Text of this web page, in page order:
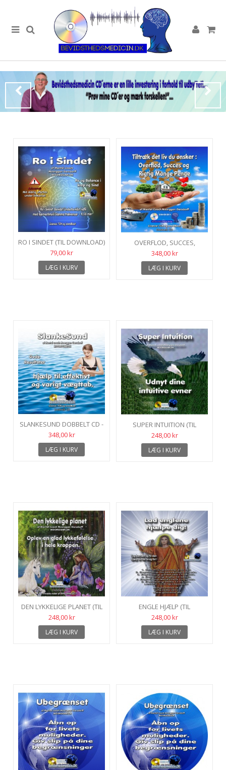
Lorem ipsum dolor sit amet
Lorem ipsum dolor sit amet, consectetur adipisicing elit, sed do
eiusmod tempor incididunt ut labore et dolore magna aliqua. Ut enim
ad minim veniam, quis nostrud exercitation ullamco laboris nisi ut
aliquip ex ea commodo consequat.
LÆS MERE
Lorem ipsum dolor sit amet
Lorem ipsum dolor sit amet, consectetur adipisicing elit, sed do
eiusmod tempor incididunt ut labore et dolore magna aliqua. Ut enim
LÆS MERE
RO I SINDET (TIL DOWNLOAD)
79,00 kr
LÆG I KURV
OVERFLOD, SUCCES,
PENGEREGN OG RIGTIG
MANGE PENGE (TIL...
348,00 kr
LÆG I KURV
SLANKESUND DOBBELT CD -
NY VERSION (TIL
DOWNLOAD)
348,00 kr
LÆG I KURV
SUPER INTUITION (TIL
DOWNLOAD)
248,00 kr
LÆG I KURV
DEN LYKKELIGE PLANET (TIL
DOWNLOAD)
248,00 kr
LÆG I KURV
ENGLE HJÆLP (TIL
DOWNLOAD)
248,00 kr
LÆG I KURV